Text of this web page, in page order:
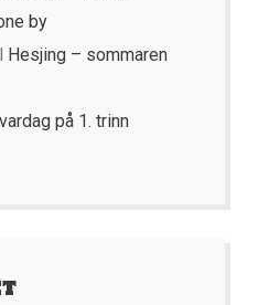
by
Hesjing – sommaren
på 1. trinn